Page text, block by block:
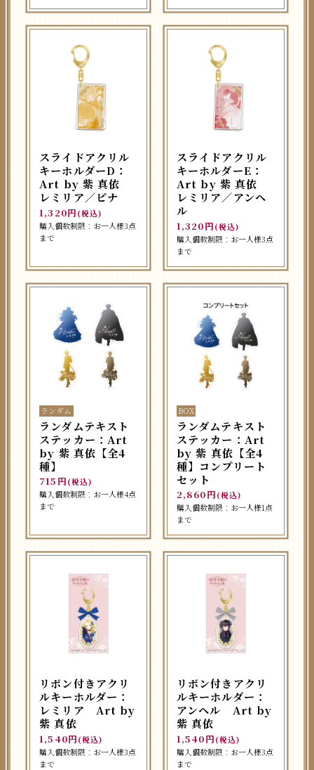
スライドアクリル
キーホルダーD：
Art by 紫 真依
レミリア／ピナ
1,320円 (税込)
購入個数制限：お一人様3点
まで
スライドアクリル
キーホルダーE：
Art by 紫 真依
レミリア／アンヘ
ル
1,320円 (税込)
購入個数制限：お一人様3点
まで
ランダム
ランダムテキスト
ステッカー：Art
by 紫 真依【全4
種】
715円 (税込)
購入個数制限：お一人様4点
まで
BOX
ランダムテキスト
ステッカー：Art
by 紫 真依【全4
種】コンプリート
セット
2,860円 (税込)
購入個数制限：お一人様1点
まで
リボン付きアクリ
ルキーホルダー：
レミリア Art by
紫 真依
1,540円 (税込)
購入個数制限：お一人様3点
まで
リボン付きアクリ
ルキーホルダー：
アンヘル Art by
紫 真依
1,540円 (税込)
購入個数制限：お一人様3点
まで